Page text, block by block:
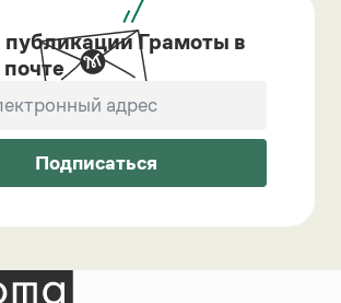
Грамоты в
Подписаться